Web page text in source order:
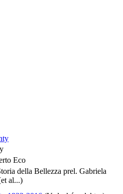
Eco
della Bellezza prel. Gabriela
al...)